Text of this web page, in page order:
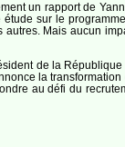
un rapport de
sur le
Mais aucun
de la
la
au défi du